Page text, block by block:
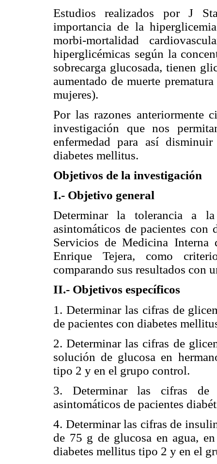
Estudios realizados por J
importancia de la
morbi-mortalidad
hiperglicémicas según la
sobrecarga glucosada, tienen
aumentado de muerte
mujeres).
Por las razones anteriormente
investigación que nos
enfermedad para así
diabetes mellitus.
Objetivos de la investigación
I.- Objetivo general
Determinar la tolerancia a
asintomáticos de pacientes
Servicios de Medicina
Enrique Tejera, como
comparando sus resultados con
II.- Objetivos específicos
1. Determinar las cifras de
de pacientes con diabetes
2. Determinar las cifras de
solución de glucosa en
tipo 2 y en el grupo control.
3. Determinar las cifras de
asintomáticos de pacientes
4. Determinar las cifras de
de 75 g de glucosa en agua,
diabetes mellitus tipo 2 y en el